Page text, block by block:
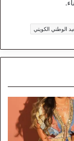
الوطني الكويتي